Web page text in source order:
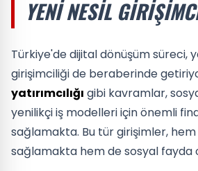
YENI NESIL
Türkiye'de dijital dönüşüm süreci,
girişimciliği de beraberinde
yatırımcılığı gibi kavramlar,
yenilikçi iş modelleri için önemli
sağlamakta. Bu tür girişimler,
sağlamakta hem de sosyal fayda